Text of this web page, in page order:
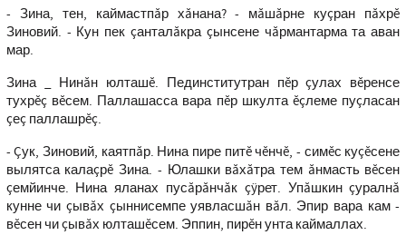
- Зина, тен, каймастпăр хăнана? - мăшăрне куçран пăхрĕ
Зиновий. - Кун пек çанталăкра çынсене чăрмантарма та аван
мар.
Зина _ Нинăн юлташĕ. Пединститутран пĕр çулах вĕренсе
тухрĕç вĕсем. Паллашасса вара пĕр шкулта ĕçлеме пуçласан
çеç паллашрĕç.
- Çук, Зиновий, каятпăр. Нина пире питĕ чĕнчĕ, - симĕс куçĕсене
вылятса калаçрĕ Зина. - Юлашки вăхăтра тем ăнмасть вĕсен
çемйинче. Нина яланах пусăрăнчăк çÿрет. Упăшкин çуралнă
кунне чи çывăх çыннисемпе уявласшăн вăл. Эпир вара кам -
вĕсен чи çывăх юлташĕсем. Эппин, пирĕн унта каймаллах.